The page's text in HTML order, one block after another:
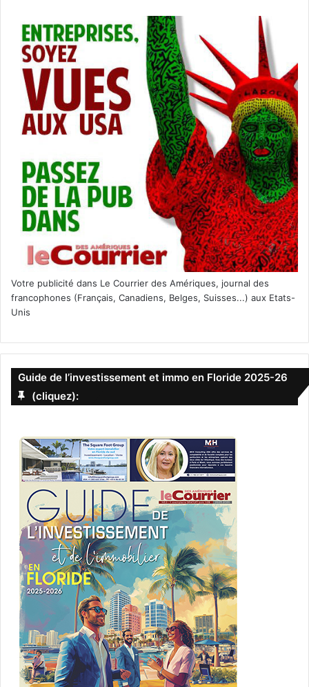
Votre publicité dans Le Courrier des Amériques, journal des
francophones (Français, Canadiens, Belges, Suisses...) aux Etats-
Unis
Guide de l’investissement et immo en Floride 2025-26
(cliquez):